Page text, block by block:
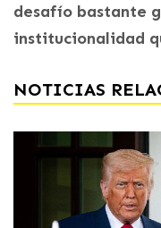
desafío bastante
institucionalidad
NOTICIAS